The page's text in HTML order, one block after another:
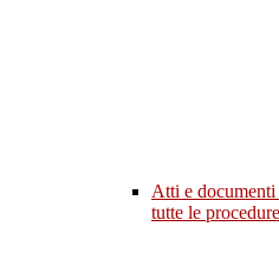
Atti e documenti
tutte le procedure